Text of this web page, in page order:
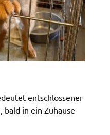
entschlossener
bald in ein Zuhause